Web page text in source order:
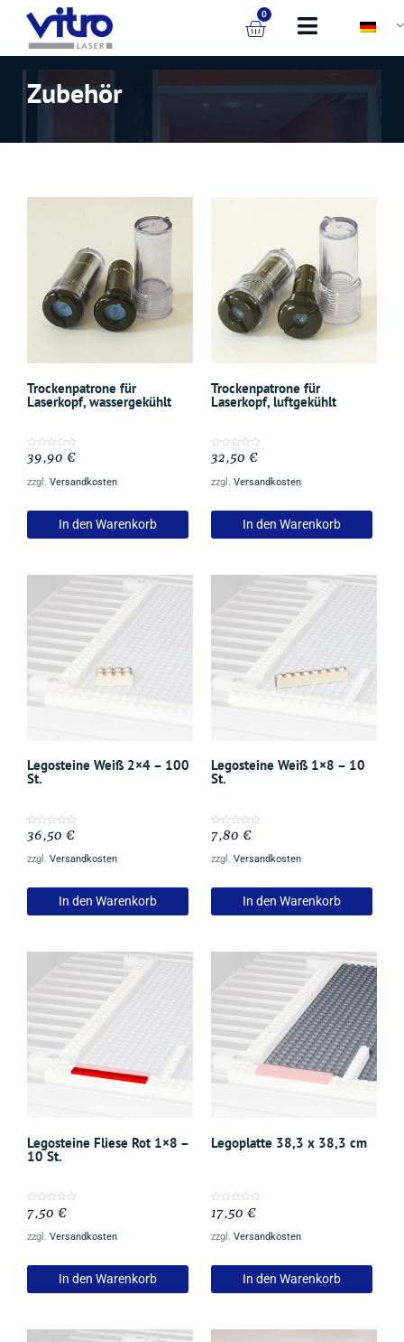
0
Zubehör
Trockenpatrone für
Laserkopf, wassergekühlt
Bewertet
mit
von
39,90 €
zzgl. Versandkosten
In den Warenkorb
Trockenpatrone für
Laserkopf, luftgekühlt
Bewertet
mit
von
32,50 €
zzgl. Versandkosten
In den Warenkorb
Legosteine Weiß 2×4 – 100
St.
Bewertet
mit
von
36,50 €
zzgl. Versandkosten
In den Warenkorb
Legosteine Weiß 1×8 – 10
St.
Bewertet
mit
von
7,80 €
zzgl. Versandkosten
In den Warenkorb
Legosteine Fliese Rot 1×8 –
10 St.
Bewertet
mit
von
7,50 €
zzgl. Versandkosten
In den Warenkorb
Legoplatte 38,3 x 38,3 cm
Bewertet
mit
von
17,50 €
zzgl. Versandkosten
In den Warenkorb